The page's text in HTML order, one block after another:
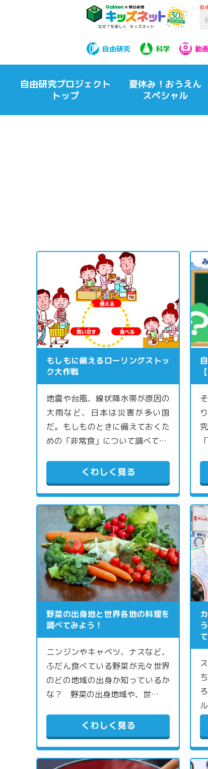
自
自由研究 科学 動
自由研究プロジェクト
トップ
夏休み！おうえん
スペシャル
もしもに備えるローリングストッ
ク大作戦
地震や台風、線状降水帯が原因の
大雨など、日本は災害が多い国
だ。もしものときに備えておくた
めの「非常食」について調べて…
くわしく見る
野菜の出身地と世界各地の料理を
調べてみよう！
ニンジンやキャベツ、ナスなど、
ふだん食べている野菜が元々世界
のどの地域の出身か知っているか
な？ 野菜の出身地域や、世…
くわしく見る